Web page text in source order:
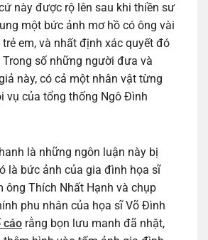
này được rộ lên sau khi thiền sư
một bức ảnh mơ hồ có ông vài
em, và nhất định xác quyết đó
Trong số những người đưa và
này, có cả một nhân vật từng
vụ của tổng thống Ngô Đình
là những ngôn luận này bị
là bức ảnh của gia đình họa sĩ
ông Thích Nhất Hạnh và chụp
phu nhân của họa sĩ Võ Đình
cáo rằng bọn lưu manh đã nhặt,